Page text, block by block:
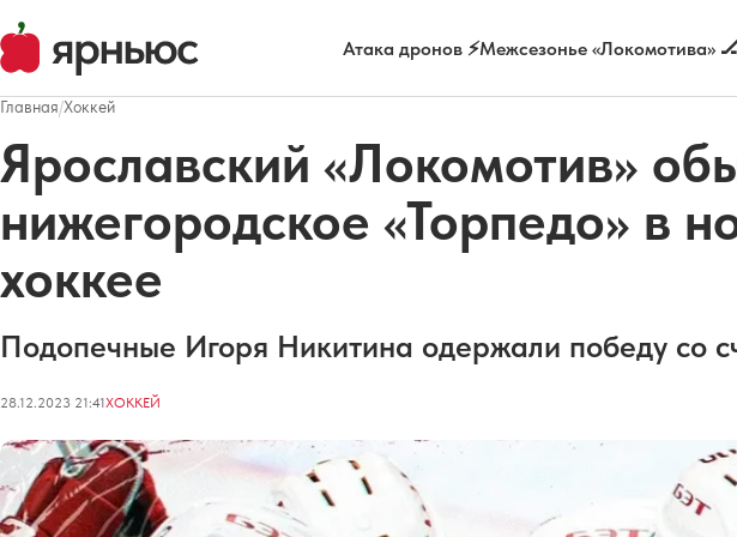
Атака дронов ⚡Межсезонье «Локомотива»
Главная/Хоккей
Ярославский «Локомотив»
нижегородское «Торпедо» в
хоккее
Подопечные Игоря Никитина одержали победу со
28.12.2023 21:41ХОККЕЙ